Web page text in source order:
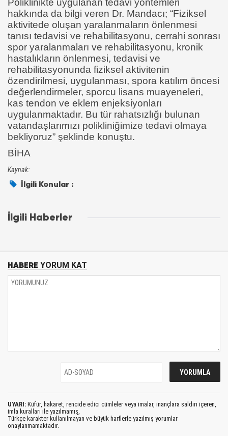
Poliklinikte uygulanan tedavi yöntemleri
hakkında da bilgi veren Dr. Mandacı; “Fiziksel
aktivitede oluşan yaralanmaların önlenmesi
tanısı tedavisi ve rehabilitasyonu, cerrahi sonrası
spor yaralanmaları ve rehabilitasyonu, kronik
hastalıkların önlenmesi, tedavisi ve
rehabilitasyonunda fiziksel aktivitenin
özendirilmesi, uygulanması, spora katılım öncesi
değerlendirmeler, sporcu lisans muayeneleri,
kas tendon ve eklem enjeksiyonları
uygulanmaktadır. Bu tür rahatsızlığı bulunan
vatandaşlarımızı polikliniğimize tedavi olmaya
bekliyoruz” şeklinde konuştu.
BİHA
Kaynak:
İlgili Konular :
İlgili Haberler
HABERE YORUM KAT
UYARI: Küfür, hakaret, rencide edici cümleler veya imalar, inançlara saldırı içeren,
imla kuralları ile yazılmamış,
Türkçe karakter kullanılmayan ve büyük harflerle yazılmış yorumlar
onaylanmamaktadır.